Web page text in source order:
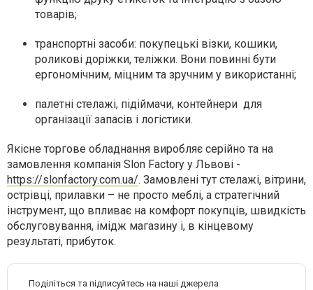
товарів;
транспортні засоби: покупецькі візки, кошики,
роликові доріжки, теліжки. Вони повинні бути
ергономічним, міцним та зручним у використанні;
палетні стелажі, підіймачи, контейнери для
організації запасів і логістики.
Якісне торгове обладнання виробляє серійно та на
замовлення компанія Slon Factory у Львові -
https://slonfactory.com.ua/. Замовлені тут стелажі, вітрини,
острівці, прилавки – не просто меблі, а стратегічний
інструмент, що впливає на комфорт покупців, швидкість
обслуговування, імідж магазину і, в кінцевому
результаті, прибуток.
Поділіться та підписуйтесь на наші джерела